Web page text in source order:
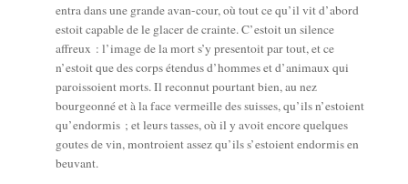
entra dans une grande avan-cour, où tout ce qu’il vit d’abord
estoit capable de le gla­cer de crainte. C’estoit un silence
affreux : l’image de la mort s’y pre­sen­toit par tout, et ce
n’estoit que des corps éten­dus d’hommes et d’animaux qui
parois­soient morts. Il recon­nut pour­tant bien, au nez
bour­geon­né et à la face ver­meille des suisses, qu’ils n’estoient
qu’endormis ; et leurs tasses, où il y avoit encore quelques
goutes de vin, mon­troient assez qu’ils s’estoient endor­mis en
beuvant.